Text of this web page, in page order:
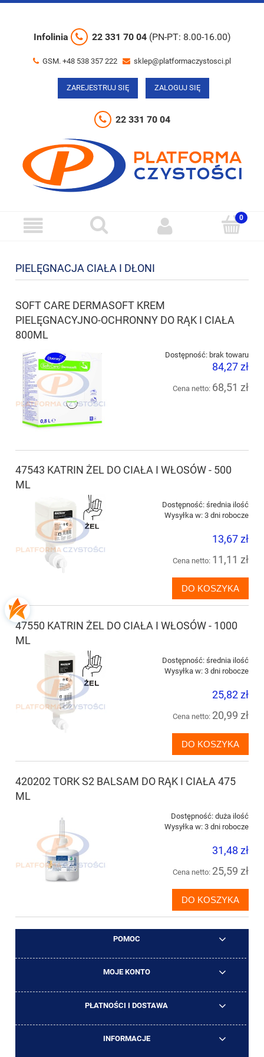
Infolinia 22 331 70 04 (PN-PT: 8.00-16.00)
GSM. +48 538 357 222 sklep@platformaczystosci.pl
ZAREJESTRUJ SIĘ ZALOGUJ SIĘ
22 331 70 04
PIELĘGNACJA CIAŁA I DŁONI
SOFT CARE DERMASOFT KREM
PIELĘGNACYJNO-OCHRONNY DO RĄK I CIAŁA
800ML
Dostępność: brak towaru
84,27 zł
Cena netto: 68,51 zł
47543 KATRIN ŻEL DO CIAŁA I WŁOSÓW - 500
ML
Dostępność: średnia ilość
Wysyłka w: 3 dni robocze
13,67 zł
Cena netto: 11,11 zł
DO KOSZYKA
47550 KATRIN ŻEL DO CIAŁA I WŁOSÓW - 1000
ML
Dostępność: średnia ilość
Wysyłka w: 3 dni robocze
25,82 zł
Cena netto: 20,99 zł
DO KOSZYKA
420202 TORK S2 BALSAM DO RĄK I CIAŁA 475
ML
Dostępność: duża ilość
Wysyłka w: 3 dni robocze
31,48 zł
Cena netto: 25,59 zł
DO KOSZYKA
POMOC
MOJE KONTO
PŁATNOŚCI I DOSTAWA
INFORMACJE